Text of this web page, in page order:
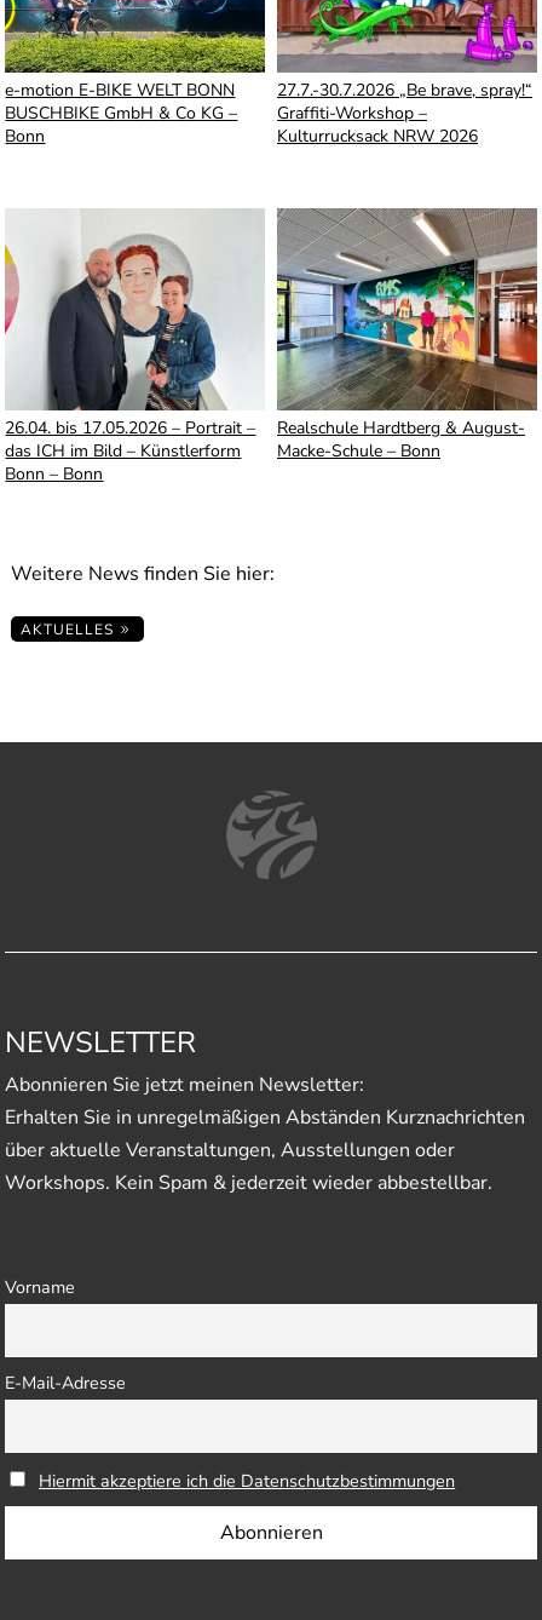
e-motion E-BIKE WELT BONN
BUSCHBIKE GmbH & Co KG –
Bonn
27.7.-30.7.2026 „Be brave, spray!“
Graffiti-Workshop –
Kulturrucksack NRW 2026
26.04. bis 17.05.2026 – Portrait –
das ICH im Bild – Künstlerform
Bonn – Bonn
Realschule Hardtberg & August-
Macke-Schule – Bonn
Weitere News finden Sie hier:
AKTUELLES
NEWSLETTER
Abonnieren Sie jetzt meinen Newsletter:
Erhalten Sie in unregelmäßigen Abständen Kurznachrichten
über aktuelle Veranstaltungen, Ausstellungen oder
Workshops. Kein Spam & jederzeit wieder abbestellbar.
Vorname
E-Mail-Adresse
Hiermit akzeptiere ich die Datenschutzbestimmungen